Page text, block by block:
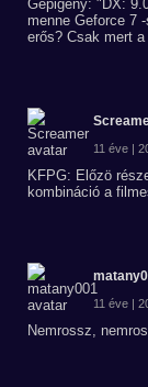
Gépigény: "DX:
menne Geforce 7
erős? Csak mert
11 éve |
KFPG: Előzö
kombináció a
11 éve |
Nemrossz,